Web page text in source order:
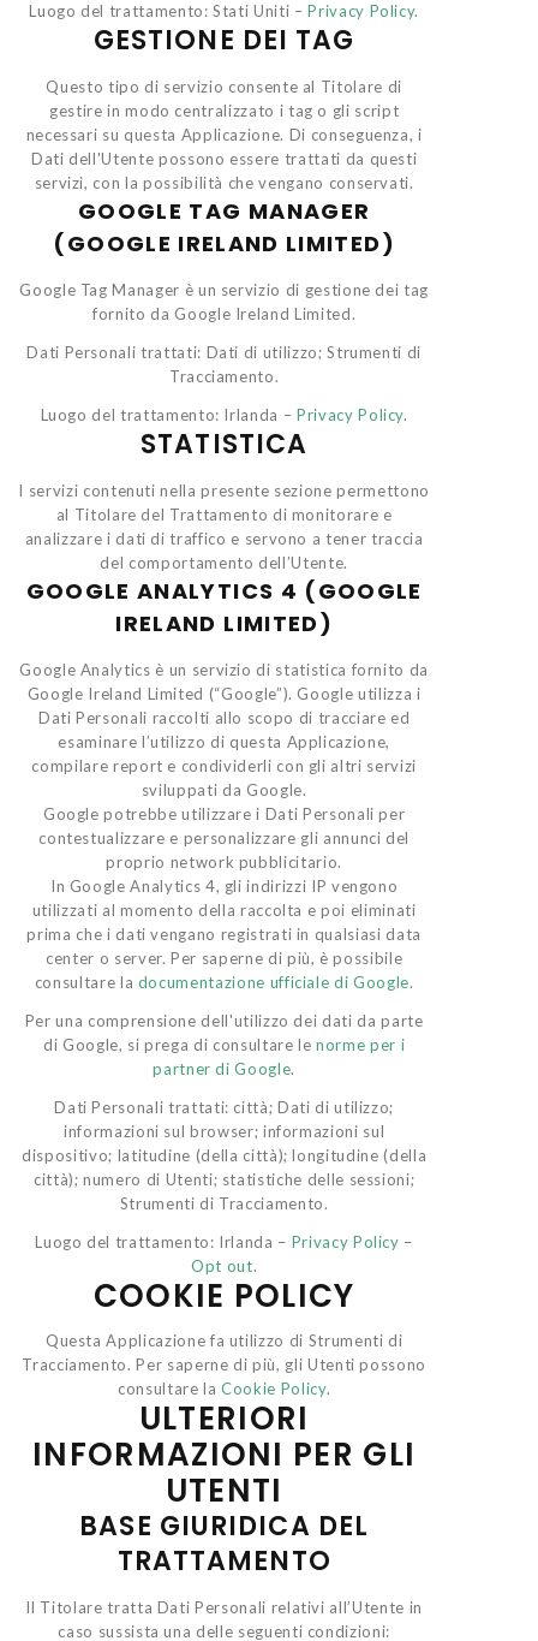
Luogo del trattamento: Stati Uniti –Privacy Policy.
GESTIONE DEI TAG
Questo tipo di servizio consente al Titolare di
gestire in modo centralizzato i tag o gli script
necessari su questa Applicazione. Di conseguenza, i
Dati dell'Utente possono essere trattati da questi
servizi, con la possibilità che vengano conservati.
GOOGLE TAG MANAGER
(GOOGLE IRELAND LIMITED)
Google Tag Manager è un servizio di gestione dei tag
fornito da Google Ireland Limited.
Dati Personali trattati: Dati di utilizzo; Strumenti di
Tracciamento.
Luogo del trattamento: Irlanda – Privacy Policy.
STATISTICA
I servizi contenuti nella presente sezione permettono
al Titolare del Trattamento di monitorare e
analizzare i dati di traffico e servono a tener traccia
del comportamento dell’Utente.
GOOGLE ANALYTICS 4 (GOOGLE
IRELAND LIMITED)
Google Analytics è un servizio di statistica fornito da
Google Ireland Limited (“Google”). Google utilizza i
Dati Personali raccolti allo scopo di tracciare ed
esaminare l’utilizzo di questa Applicazione,
compilare report e condividerli con gli altri servizi
sviluppati da Google.
Google potrebbe utilizzare i Dati Personali per
contestualizzare e personalizzare gli annunci del
proprio network pubblicitario.
In Google Analytics 4, gli indirizzi IP vengono
utilizzati al momento della raccolta e poi eliminati
prima che i dati vengano registrati in qualsiasi data
center o server. Per saperne di più, è possibile
consultare la documentazione ufficiale di Google.
Per una comprensione dell'utilizzo dei dati da parte
di Google, si prega di consultare lenorme per i
partner di Google.
Dati Personali trattati: città; Dati di utilizzo;
informazioni sul browser; informazioni sul
dispositivo; latitudine (della città); longitudine (della
città); numero di Utenti; statistiche delle sessioni;
Strumenti di Tracciamento.
Luogo del trattamento: Irlanda – Privacy Policy –
Opt out.
COOKIE POLICY
Questa Applicazione fa utilizzo di Strumenti di
Tracciamento. Per saperne di più, gli Utenti possono
consultare laCookie Policy.
ULTERIORI
INFORMAZIONI PER GLI
UTENTI
BASE GIURIDICA DEL
TRATTAMENTO
Il Titolare tratta Dati Personali relativi all’Utente in
caso sussista una delle seguenti condizioni: